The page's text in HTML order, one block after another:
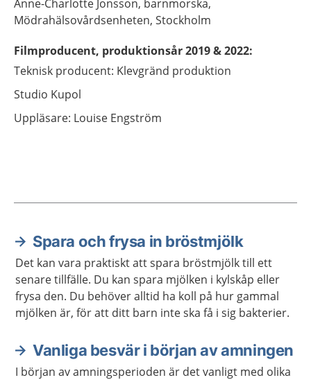
Anne-Charlotte Jonsson, barnmorska,
Mödrahälsovårdsenheten, Stockholm
Filmproducent, produktionsår 2019 & 2022:
Teknisk producent: Klevgränd produktion
Studio Kupol
Uppläsare: Louise Engström
Aktuella artiklar
Spara och frysa in bröstmjölk
Det kan vara praktiskt att spara bröstmjölk till ett
senare tillfälle. Du kan spara mjölken i kylskåp eller
frysa den. Du behöver alltid ha koll på hur gammal
mjölken är, för att ditt barn inte ska få i sig bakterier.
Vanliga besvär i början av amningen
I början av amningsperioden är det vanligt med olika